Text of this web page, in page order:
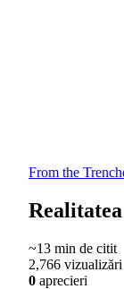
From the
~13 min de citit
2,766 vizualizări
0 aprecieri